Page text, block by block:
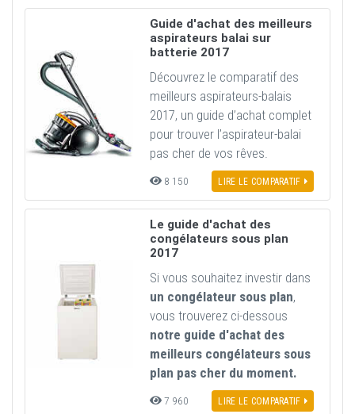
Guide d'achat des meilleurs
aspirateurs balai sur
batterie 2017
Découvrez le comparatif des
meilleurs aspirateurs-balais
2017, un guide d’achat complet
pour trouver l’aspirateur-balai
pas cher de vos rêves.
8 150 LIRE LE COMPARATIF
Le guide d'achat des
congélateurs sous plan
2017
Si vous souhaitez investir dans
un congélateur sous plan,
vous trouverez ci-dessous
notre guide d'achat des
meilleurs congélateurs sous
plan pas cher du moment.
7 960 LIRE LE COMPARATIF